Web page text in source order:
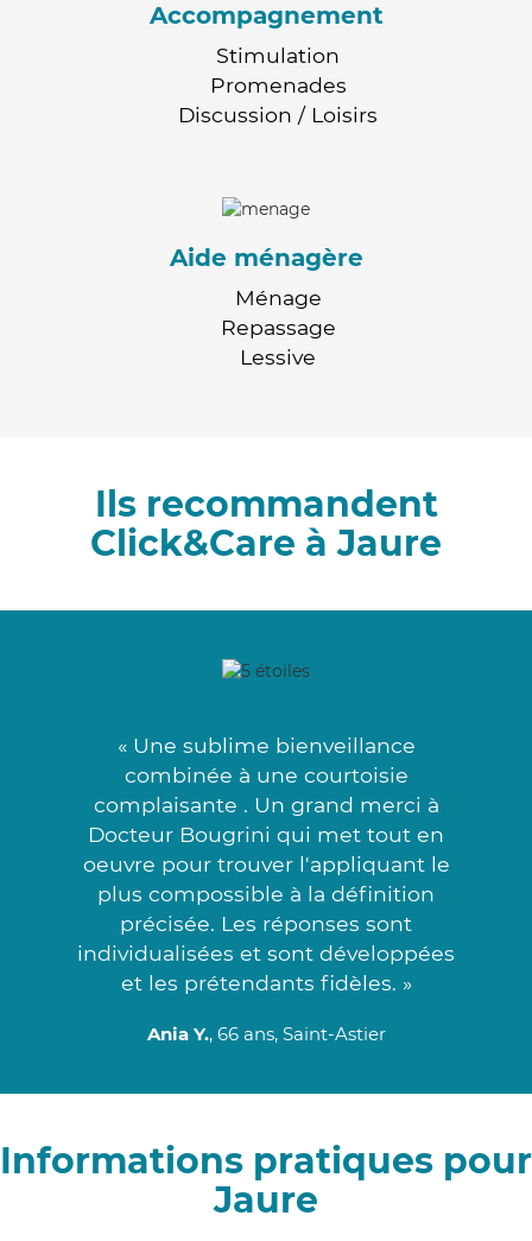
Accompagnement
Stimulation
Promenades
Discussion / Loisirs
Aide ménagère
Ménage
Repassage
Lessive
Ils recommandent
Click&Care à Jaure
« Une sublime bienveillance
combinée à une courtoisie
complaisante . Un grand merci à
Docteur Bougrini qui met tout en
oeuvre pour trouver l'appliquant le
plus compossible à la définition
précisée. Les réponses sont
individualisées et sont développées
et les prétendants fidèles. »
Ania Y., 66 ans, Saint-Astier
Informations pratiques pour
Jaure